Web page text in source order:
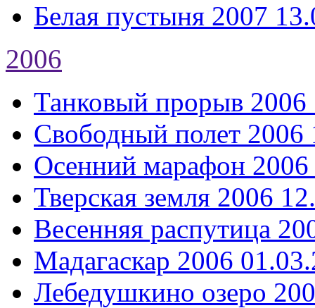
Белая пустыня 2007
2006
Танковый прорыв 2006
Свободный полет 2006
Осенний марафон 2006
Тверская земля 2006
Весенняя распутица
Мадагаскар 2006
Лебедушкино озеро